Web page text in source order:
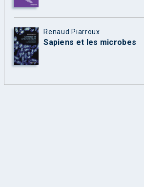
Renaud Piarroux
Sapiens et les microbes